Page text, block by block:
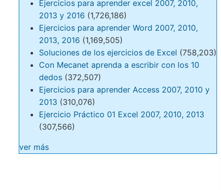
Ejercicios para aprender excel 2007, 2010,
2013 y 2016 (1,726,186)
Ejercicios para aprender Word 2007, 2010,
2013, 2016 (1,169,505)
Soluciones de los ejercicios de Excel (758,203)
Con Mecanet aprenda a escribir con los 10
dedos (372,507)
Ejercicios para aprender Access 2007, 2010 y
2013 (310,076)
Ejercicio Práctico 01 Excel 2007, 2010, 2013
(307,566)
ver más